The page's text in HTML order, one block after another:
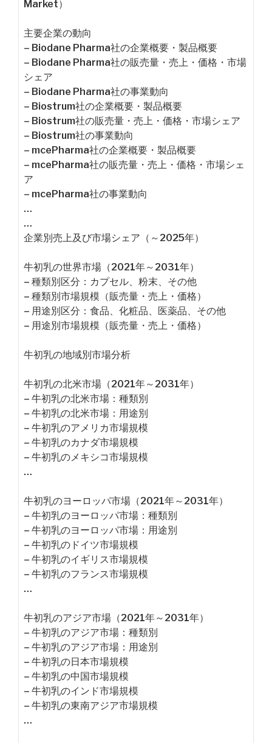
Market）
主要企業の動向
– Biodane Pharma社の企業概要・製品概要
– Biodane Pharma社の販売量・売上・価格・市場
シェア
– Biodane Pharma社の事業動向
– Biostrum社の企業概要・製品概要
– Biostrum社の販売量・売上・価格・市場シェア
– Biostrum社の事業動向
– mcePharma社の企業概要・製品概要
– mcePharma社の販売量・売上・価格・市場シェ
ア
– mcePharma社の事業動向
…
…
企業別売上及び市場シェア（～2025年）
牛初乳の世界市場（2021年～2031年）
– 種類別区分：カプセル、粉末、その他
– 種類別市場規模（販売量・売上・価格）
– 用途別区分：食品、化粧品、医薬品、その他
– 用途別市場規模（販売量・売上・価格）
牛初乳の地域別市場分析
牛初乳の北米市場（2021年～2031年）
– 牛初乳の北米市場：種類別
– 牛初乳の北米市場：用途別
– 牛初乳のアメリカ市場規模
– 牛初乳のカナダ市場規模
– 牛初乳のメキシコ市場規模
…
牛初乳のヨーロッパ市場（2021年～2031年）
– 牛初乳のヨーロッパ市場：種類別
– 牛初乳のヨーロッパ市場：用途別
– 牛初乳のドイツ市場規模
– 牛初乳のイギリス市場規模
– 牛初乳のフランス市場規模
…
牛初乳のアジア市場（2021年～2031年）
– 牛初乳のアジア市場：種類別
– 牛初乳のアジア市場：用途別
– 牛初乳の日本市場規模
– 牛初乳の中国市場規模
– 牛初乳のインド市場規模
– 牛初乳の東南アジア市場規模
…